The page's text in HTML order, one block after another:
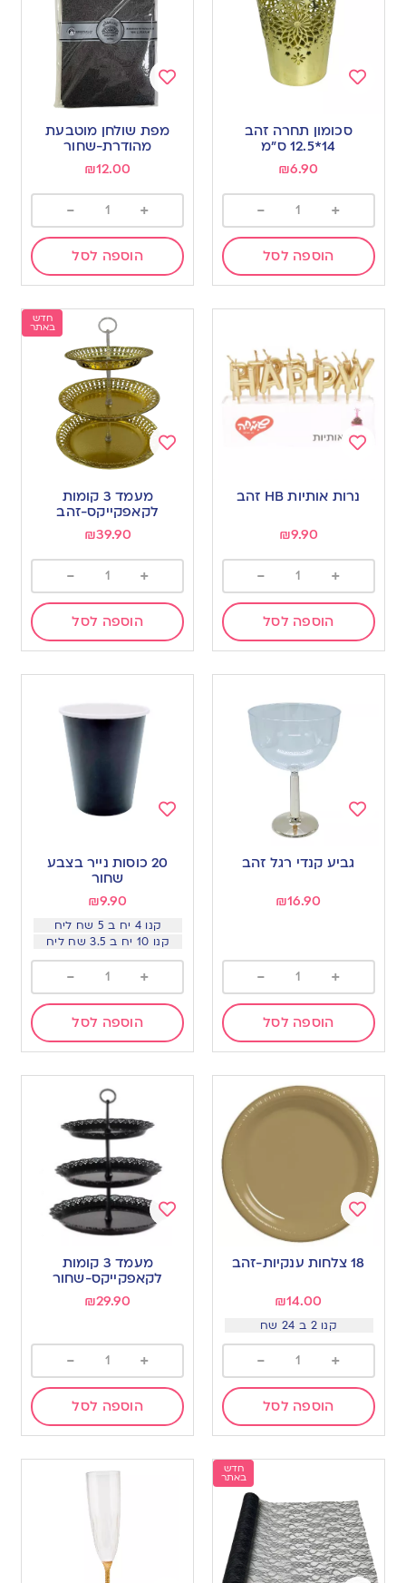
wishlist
סכומון תחרה זהב
14*12.5 ס”מ
₪6.90
+
-
הוספה לסל
Add
wishlist
מפת שולחן מוטבעת
מהודרת-שחור
₪12.00
+
-
הוספה לסל
נרות אותיות HB זהב
₪9.90
+
-
הוספה לסל
חדש
באתר
wishlist
מעמד 3 קומות
לקאפקייקס-זהב
₪39.90
+
-
הוספה לסל
wishlist
גביע קנדי רגל זהב
₪16.90
+
-
הוספה לסל
wishlist
20 כוסות נייר בצבע
שחור
₪9.90
קנו 4 יח ב 5 שח ליח
קנו 10 יח ב 3.5 שח ליח
+
-
הוספה לסל
Add
to18 צלחות ענקיות-זהב
₪14.00
קנו 2 ב 24 שח
+
-
הוספה לסל
wishlist
מעמד 3 קומות
לקאפקייקס-שחור
₪29.90
+
-
הוספה לסל
חדש
באתר